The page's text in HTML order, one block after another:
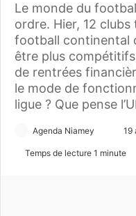
Le monde du
ordre. Hier, 12
football continental
être plus
de rentrées
le mode de
ligue ? Que pense
Agenda Niamey
n
19
Temps de lecture 1 minute